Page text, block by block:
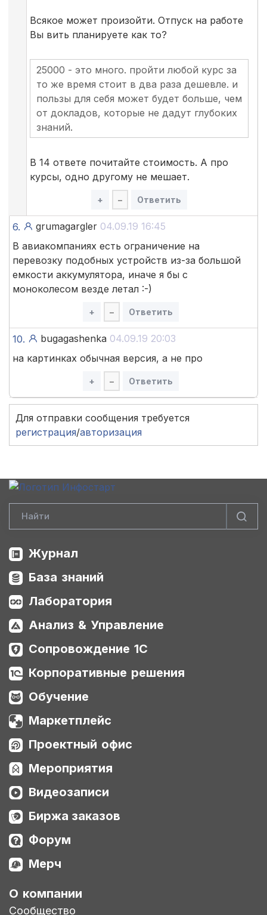
Всякое может произойти. Отпуск на работе
Вы вить планируете как то?
25000 - это много. пройти любой курс за
то же время стоит в два раза дешевле. и
пользы для себя может будет больше, чем
от докладов, которые не дадут глубоких
знаний.
В 14 ответе почитайте стоимость. А про
курсы, одно другому не мешает.
+ – Ответить
6. grumagargler 04.09.19 16:45
В авиакомпаниях есть ограничение на
перевозку подобных устройств из-за большой
емкости аккумулятора, иначе я бы с
моноколесом везде летал :-)
+ – Ответить
10. bugagashenka 04.09.19 20:03
на картинках обычная версия, а не про
+ – Ответить
Для отправки сообщения требуется
регистрация/авторизация
Журнал
База знаний
Лаборатория
Анализ & Управление
Сопровождение 1С
Корпоративные решения
Обучение
Маркетплейс
Проектный офис
Мероприятия
Видеозаписи
Биржа заказов
Форум
Мерч
О компании
Сообщество